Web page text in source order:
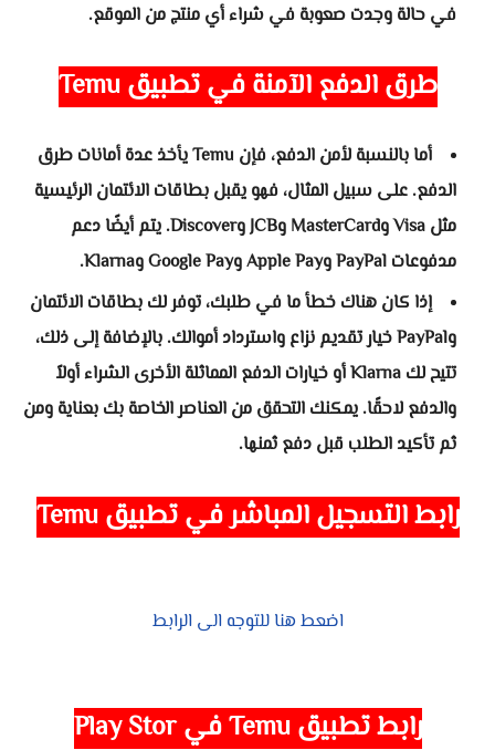
في حالة وجدت صعوبة في شراء أي منتج من الموقع.
طرق الدفع الآمنة في تطبيق Temu
أما بالنسبة لأمن الدفع، فإن Temu يأخذ عدة أمانات طرق
الدفع. على سبيل المثال، فهو يقبل بطاقات الائتمان الرئيسية
مثل Visa وMasterCard وJCB وDiscover. يتم أيضًا دعم
مدفوعات PayPal وApple Pay وGoogle Pay وKlarna.
إذا كان هناك خطأ ما في طلبك، توفر لك بطاقات الائتمان
وPayPal خيار تقديم نزاع واسترداد أموالك. بالإضافة إلى ذلك،
تتيح لك Klarna أو خيارات الدفع المماثلة الأخرى الشراء أولاً
والدفع لاحقًا. يمكنك التحقق من العناصر الخاصة بك بعناية ومن
ثم تأكيد الطلب قبل دفع ثمنها.
رابط التسجيل المباشر في تطبيق Temu
اضعط هنا للتوجه الى الرابط
رابط تطبيق Temu في Play Stor